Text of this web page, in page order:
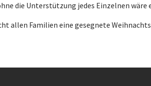
die Unterstützung jedes Einzelnen
allen Familien eine gesegnete